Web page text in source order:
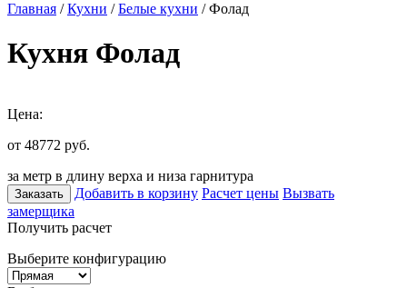
Главная /Кухни /Белые кухни / Фолад
Кухня Фолад
Цена:
от 48772 руб.
за метр в длину верха и низа гарнитура
Заказать Добавить в корзину Расчет цены Вызвать
замерщика
Получить расчет
Выберите конфигурацию